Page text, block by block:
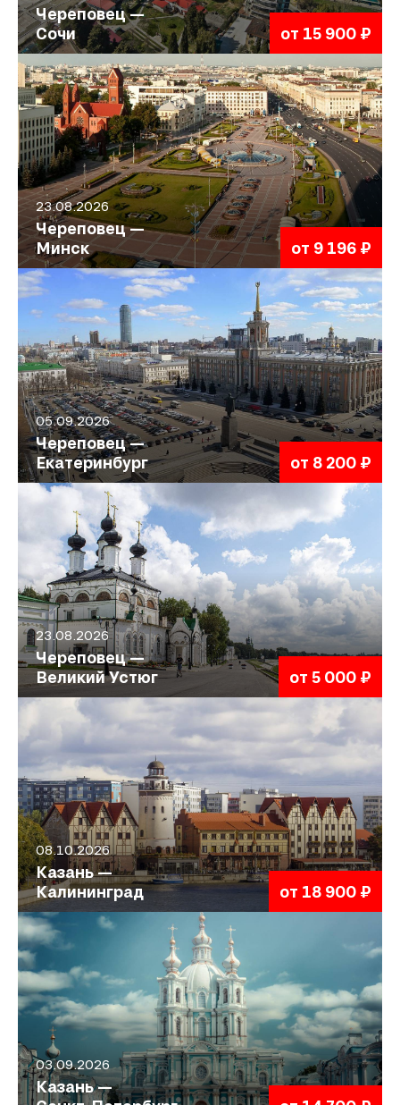
Череповец —
Сочи
от 15 900 ₽
23.08.2026
Череповец —
Минск
от 9 196 ₽
05.09.2026
Череповец —
Екатеринбург
от 8 200 ₽
23.08.2026
Череповец —
Великий Устюг
от 5 000 ₽
08.10.2026
Казань —
Калининград
от 18 900 ₽
03.09.2026
Казань —